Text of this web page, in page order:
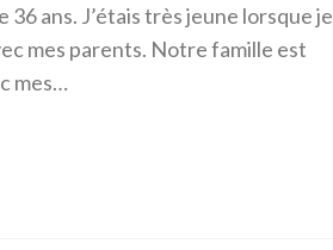
36 ans. J’étais très jeune lorsque je
mes parents. Notre famille est
mes…